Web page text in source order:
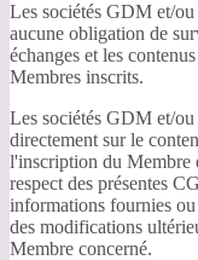
Les sociétés GDM et/ou
aucune obligation de
échanges et les
Membres inscrits.
Les sociétés GDM et/
directement sur le
l'inscription du Membre
respect des présentes
informations fournies
des modifications
Membre concerné.